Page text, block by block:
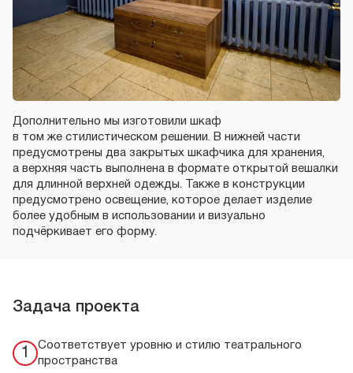
Дополнительно мы изготовили шкаф
в том же стилистическом решении. В нижней части
предусмотрены два закрытых шкафчика для хранения,
а верхняя часть выполнена в формате открытой вешалки
для длинной верхней одежды. Также в конструкции
предусмотрено освещение, которое делает изделие
более удобным в использовании и визуально
подчёркивает его форму.
Задача проекта
1
Соответствует уровню и стилю театрального
пространства